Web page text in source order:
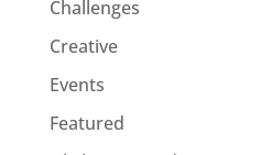
Challenges
Creative
Events
Featured